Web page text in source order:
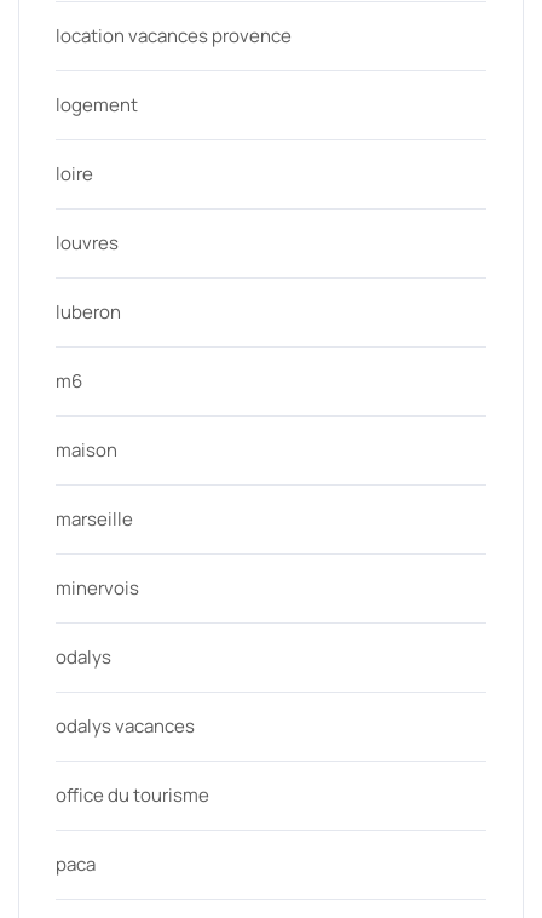
location vacances provence
logement
loire
louvres
luberon
m6
maison
marseille
minervois
odalys
odalys vacances
office du tourisme
paca